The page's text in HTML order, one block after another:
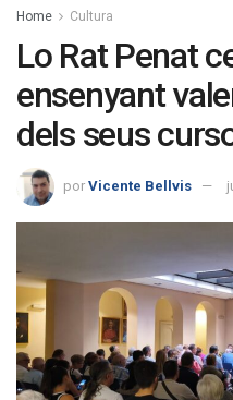
Home Cultura
Lo Rat Penat
ensenyant
dels seus
por Vicente Bellvis